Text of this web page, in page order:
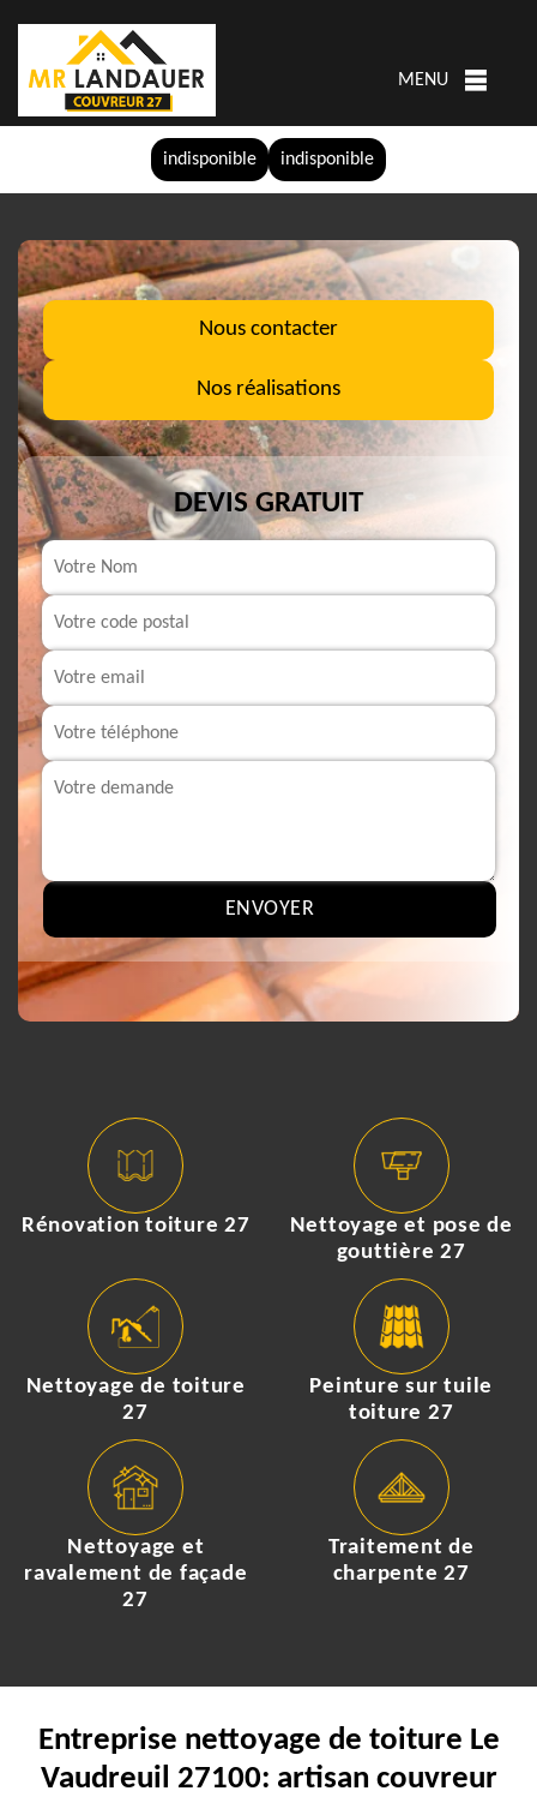
indisponible indisponible
MENU
Nous contacter
Nos réalisations
DEVIS GRATUIT
Rénovation toiture 27
Nettoyage et pose de
gouttière 27
Nettoyage de toiture
27
Peinture sur tuile
toiture 27
Nettoyage et
ravalement de façade
27
Traitement de
charpente 27
Entreprise nettoyage de toiture Le
Vaudreuil 27100: artisan couvreur